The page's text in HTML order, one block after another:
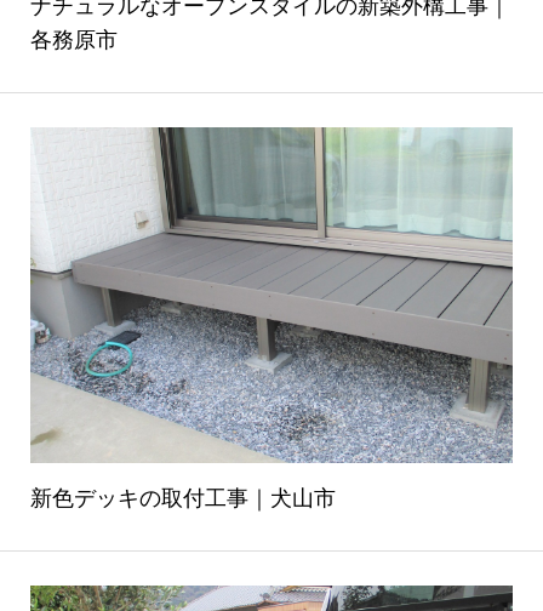
ナチュラルなオープンスタイルの新築外構工事｜
各務原市
新色デッキの取付工事｜犬山市